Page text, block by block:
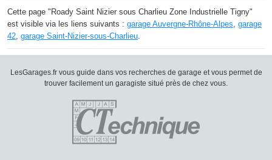
Cette page "Roady Saint Nizier sous Charlieu Zone Industrielle Tigny"
est visible via les liens suivants : garage Auvergne-Rhône-Alpes, garage
42, garage Saint-Nizier-sous-Charlieu.
LesGarages.fr vous guide dans vos recherches de garage et vous permet de
trouver facilement un garagiste situé près de chez vous.